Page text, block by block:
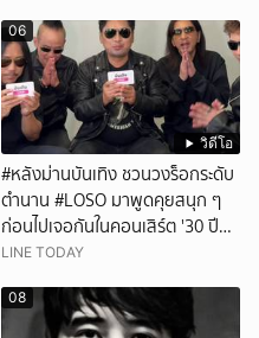
วิดีโอ
06
#หลังม่านบันเทิง ชวนวงร็อกระดับ
ตำนาน #LOSO มาพูดคุยสนุก ๆ
ก่อนไปเจอกันในคอนเสิร์ต '30 ปี
LOSO นานเท่าไรก็รอ'
LINE TODAY
08